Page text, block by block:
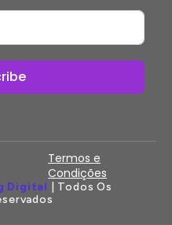
Termos e
Condições
Digital
| Todos Os